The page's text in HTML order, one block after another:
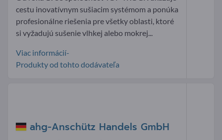
cestu inovatívnym sušiacim systémom a ponúka
profesionálne riešenia pre všetky oblasti, ktoré
si vyžadujú sušenie vlhkej alebo mokrej...
Viac informácií-
Produkty od tohto dodávateľa
ahg-Anschütz Handels GmbH